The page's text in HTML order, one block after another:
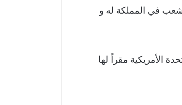
في المملكة له و
الأمريكية مقراً لها